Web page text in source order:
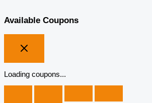
Available Coupons
Loading coupons...